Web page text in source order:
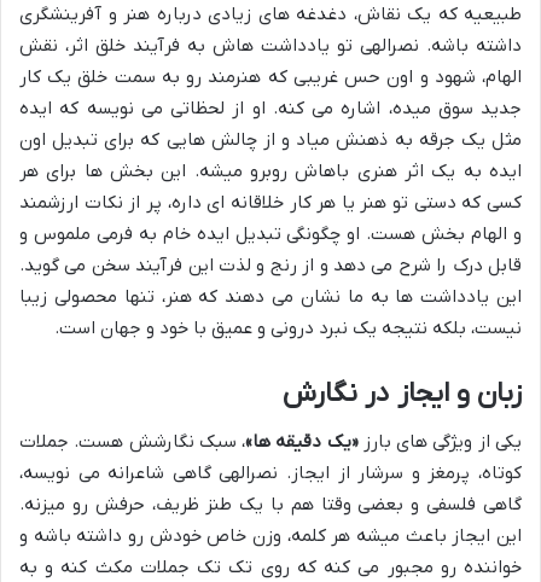
طبیعیه که یک نقاش، دغدغه های زیادی درباره هنر و آفرینشگری
داشته باشه. نصرالهی تو یادداشت هاش به فرآیند خلق اثر، نقش
الهام، شهود و اون حس غریبی که هنرمند رو به سمت خلق یک کار
جدید سوق میده، اشاره می کنه. او از لحظاتی می نویسه که ایده
مثل یک جرقه به ذهنش میاد و از چالش هایی که برای تبدیل اون
ایده به یک اثر هنری باهاش روبرو میشه. این بخش ها برای هر
کسی که دستی تو هنر یا هر کار خلاقانه ای داره، پر از نکات ارزشمند
و الهام بخش هست. او چگونگی تبدیل ایده خام به فرمی ملموس و
قابل درک را شرح می دهد و از رنج و لذت این فرآیند سخن می گوید.
این یادداشت ها به ما نشان می دهند که هنر، تنها محصولی زیبا
نیست، بلکه نتیجه یک نبرد درونی و عمیق با خود و جهان است.
زبان و ایجاز در نگارش
یکی از ویژگی های بارز«یک دقیقه ها»، سبک نگارشش هست. جملات
کوتاه، پرمغز و سرشار از ایجاز. نصرالهی گاهی شاعرانه می نویسه،
گاهی فلسفی و بعضی وقتا هم با یک طنز ظریف، حرفش رو میزنه.
این ایجاز باعث میشه هر کلمه، وزن خاص خودش رو داشته باشه و
خواننده رو مجبور می کنه که روی تک تک جملات مکث کنه و به